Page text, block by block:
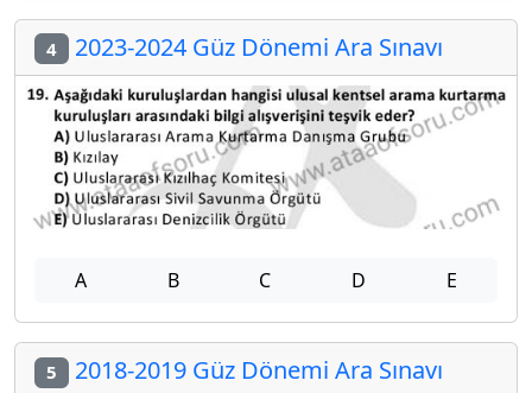
4 2023-2024 Güz Dönemi Ara Sınavı
A B C D E
5 2018-2019 Güz Dönemi Ara Sınavı